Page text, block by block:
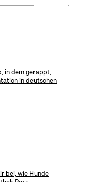
in dem gerappt,
in deutschen
bei, wie Hunde